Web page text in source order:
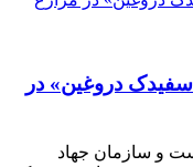
دروغین» در
و سازمان جهاد